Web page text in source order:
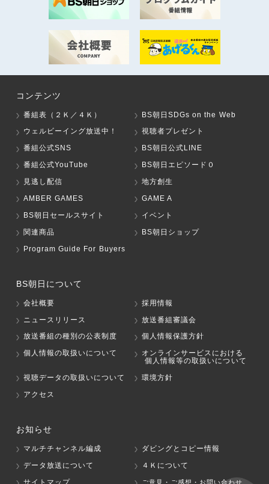
コンテンツ
番組表（２Ｋ／４Ｋ）
BS朝日SDGs on the Web
ウェルビーイング放送中！
視聴者プレゼント
番組公式SNS
BS朝日公式LINE
番組公式YouTube
BS朝日エピソード０
見逃し配信
地方創生
AMBER GAMES
GAME A
BS朝日セールスサイト
イベント
関連商品
BS朝日ショップ
Program Guide For Buyers
BS朝日について
会社概要
採用情報
ニュースリリース
放送番組審議会
放送番組の種別の公表制度
個人情報保護方針
個人情報の取扱いについて
オンラインサービスにおける
個人情報等の取扱いについて
視聴データの取扱いについて
環境方針
アクセス
お知らせ
マルチチャンネル編成
ダビングとコピー情報
データ放送について
４Ｋについて
サイトマップ
ご意見・ご感想・お問い合わせ